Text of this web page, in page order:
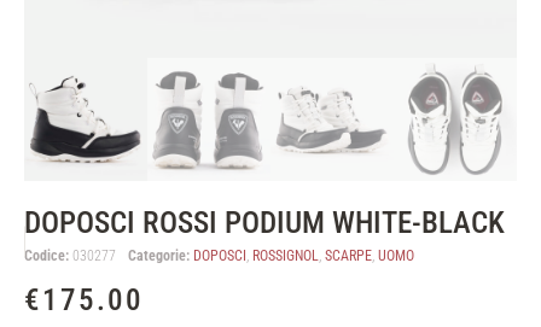
DOPOSCI ROSSI PODIUM WHITE-BLACK
Codice: 030277 Categorie: DOPOSCI , ROSSIGNOL, SCARPE, UOMO
€175.00